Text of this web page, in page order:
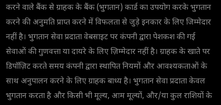
करने वाले बैंक से ग्राहक के बैंक (भुगतान) कार्ड का उपयोग करके भुगतान
करने की अनुमति प्राप्त करने में विफलता से जुड़े इनकार के लिए जिम्मेदार
नहीं है। भुगतान सेवा प्रदाता वेबसाइट पर कंपनी द्वारा पेशकश की गई
सेवाओं की गुणवत्ता या दायरे के लिए ज़िम्मेदार नहीं है। ग्राहक के खाते पर
डिपॉज़िट करते समय कंपनी द्वारा स्थापित नियमों और आवश्यकताओं के
साथ अनुपालन करने के लिए ग्राहक बाध्य है। भुगतान सेवा प्रदाता केवल
भुगतान करता है और किसी भी मूल्य, आम मूल्यों, और/या कुल राशियों के